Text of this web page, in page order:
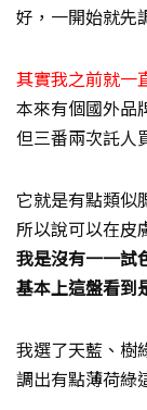
好，一開始就先
其實我之前就一
本來有個國外品
但三番兩次託人
它就是有點類似
所以說可以在皮
我是沒有一一試
基本上這盤看到
我選了天藍、樹
調出有點薄荷綠